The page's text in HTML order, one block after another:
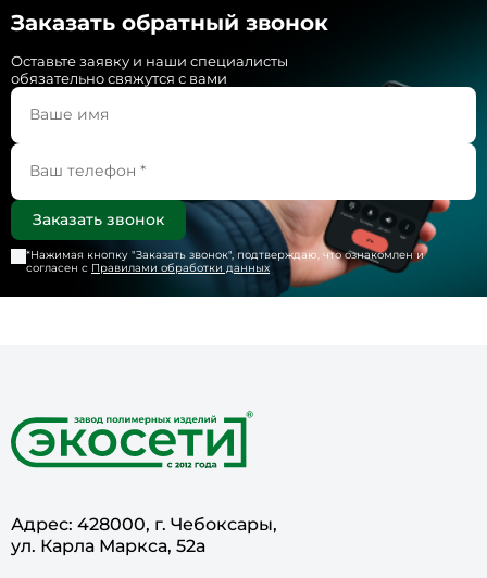
Заказать обратный звонок
Оставьте заявку и наши специалисты
обязательно свяжутся с вами
*Нажимая кнопку "Заказать звонок", подтверждаю, что ознакомлен и
согласен с Правилами обработки данных
Адрес: 428000, г. Чебоксары,
ул. Карла Маркса, 52а